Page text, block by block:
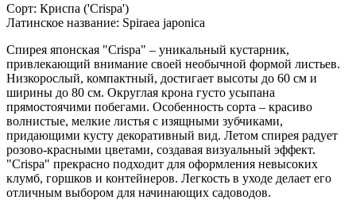
Сорт: Криспа ('Crispa')
Латинское название: Spiraea japonica
Спирея японская "Crispa" – уникальный кустарник,
привлекающий внимание своей необычной формой листьев.
Низкорослый, компактный, достигает высоты до 60 см и
ширины до 80 см. Округлая крона густо усыпана
прямостоячими побегами. Особенность сорта – красиво
волнистые, мелкие листья с изящными зубчиками,
придающими кусту декоративный вид. Летом спирея радует
розово-красными цветами, создавая визуальный эффект.
"Crispa" прекрасно подходит для оформления невысоких
клумб, горшков и контейнеров. Легкость в уходе делает его
отличным выбором для начинающих садоводов.